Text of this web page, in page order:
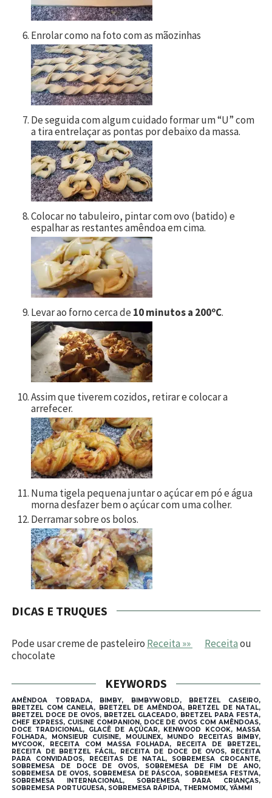
Enrolar como na foto com as mãozinhas
De seguida com algum cuidado formar um “U” com
a tira entrelaçar as pontas por debaixo da massa.
Colocar no tabuleiro, pintar com ovo (batido) e
espalhar as restantes amêndoa em cima.
Levar ao forno cerca de10 minutos a 200ºC.
Assim que tiverem cozidos, retirar e colocar a
arrefecer.
Numa tigela pequena juntar o açúcar em pó e água
morna desfazer bem o açúcar com uma colher.
Derramar sobre os bolos.
DICAS E TRUQUES
Pode usar creme de pasteleiro Receita »» Receitaou
chocolate
KEYWORDS
AMÊNDOA TORRADA, BIMBY, BIMBYWORLD, BRETZEL CASEIRO,
BRETZEL COM CANELA, BRETZEL DE AMÊNDOA, BRETZEL DE NATAL,
BRETZEL DOCE DE OVOS, BRETZEL GLACEADO, BRETZEL PARA FESTA,
CHEF EXPRESS, CUISINE COMPANION, DOCE DE OVOS COM AMÊNDOAS,
DOCE TRADICIONAL, GLACÊ DE AÇÚCAR, KENWOOD KCOOK, MASSA
FOLHADA, MONSIEUR CUISINE, MOULINEX, MUNDO RECEITAS BIMBY,
MYCOOK, RECEITA COM MASSA FOLHADA, RECEITA DE BRETZEL,
RECEITA DE BRETZEL FÁCIL, RECEITA DE DOCE DE OVOS, RECEITA
PARA CONVIDADOS, RECEITAS DE NATAL, SOBREMESA CROCANTE,
SOBREMESA DE DOCE DE OVOS, SOBREMESA DE FIM DE ANO,
SOBREMESA DE OVOS, SOBREMESA DE PÁSCOA, SOBREMESA FESTIVA,
SOBREMESA INTERNACIONAL, SOBREMESA PARA CRIANÇAS,
SOBREMESA PORTUGUESA, SOBREMESA RÁPIDA, THERMOMIX, YÄMMI